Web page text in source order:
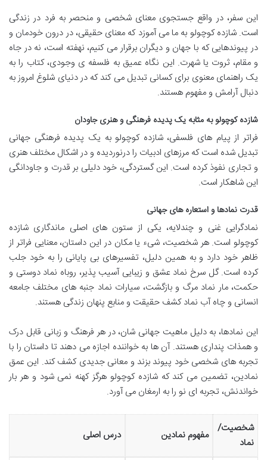
این سفر، در واقع جستجوی معنای شخصی و منحصر به فرد در زندگی
است. شازده کوچولو به ما می آموزد که معنای حقیقی، در درون خودمان و
در پیوندهایی که با جهان و دیگران برقرار می کنیم، نهفته است، نه در جاه
و مقام، ثروت یا شهرت. این نگاه عمیق به فلسفه ی وجودی، کتاب را به
یک راهنمای معنوی برای کسانی تبدیل می کند که در دنیای شلوغ امروز به
دنبال آرامش و مفهوم هستند.
شازده کوچولو به مثابه یک پدیده فرهنگی و هنری جاودان
فراتر از پیام های فلسفی، شازده کوچولو به یک پدیده فرهنگی جهانی
تبدیل شده است که مرزهای ادبیات را درنوردیده و در اشکال مختلف هنری
و تجاری نفوذ کرده است. این گستردگی، خود دلیلی بر قدرت و جاودانگی
این شاهکار است.
قدرت نمادها و استعاره های جهانی
نمادگرایی غنی و چندلایه، یکی از ستون های اصلی ماندگاری شازده
کوچولو است. هر شخصیت، شیء یا مکان در این داستان، معنایی فراتر از
ظاهر خود دارد و به همین دلیل، تفسیرهای بی پایانی را به خود جلب
کرده است. گل سرخ نماد عشق و زیبایی آسیب پذیر، روباه نماد دوستی و
حکمت، مار نماد مرگ و بازگشت، سیارات نماد جنبه های مختلف جامعه
انسانی و چاه آب نماد کشف حقیقت و منابع پنهان زندگی هستند.
این نمادها، به دلیل ماهیت جهانی شان، در هر فرهنگ و زبانی قابل درک
و همذات پنداری هستند. آن ها به خواننده اجازه می دهند تا داستان را با
تجربه های شخصی خود پیوند بزند و معانی جدیدی کشف کند. این عمق
نمادین، تضمین می کند که شازده کوچولو هرگز کهنه نمی شود و هر بار
خواندنش، تجربه ای نو را به ارمغان می آورد.
شخصیت/
نماد
مفهوم نمادین درس اصلی